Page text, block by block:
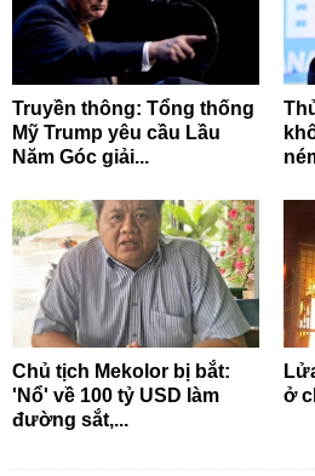
Truyền thông: Tổng thống
Mỹ Trump yêu cầu Lầu
Năm Góc giải...
Chủ tịch Mekolor bị bắt:
'Nổ' về 100 tỷ USD làm
đường sắt,...
ở